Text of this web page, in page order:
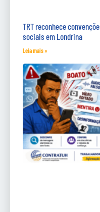
TRT reconhece
sociais em Londrina
Leia mais »